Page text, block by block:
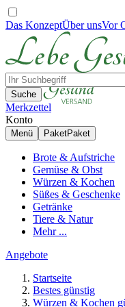
Das KonzeptÜber unsVor
Suche
Merkzettel
Konto
Menü PaketPaket
Brote & Aufstriche
Gemüse & Obst
Würzen & Kochen
Süßes & Geschenke
Getränke
Tiere & Natur
Mehr ...
Angebote
Startseite
Bestes günstig
Würzen & Kochen